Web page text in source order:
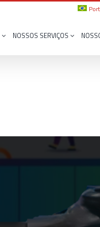
NOSSOS SERVIÇOS